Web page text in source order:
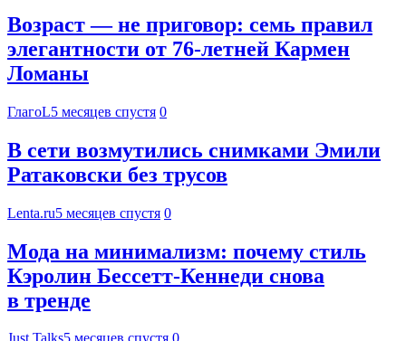
Возраст — не приговор: семь правил
элегантности от 76-летней Кармен
Ломаны
ГлагоL5 месяцев спустя 0
В сети возмутились снимками Эмили
Ратаковски без трусов
Lenta.ru5 месяцев спустя 0
Мода на минимализм: почему стиль
Кэролин Бессетт-Кеннеди снова
в тренде